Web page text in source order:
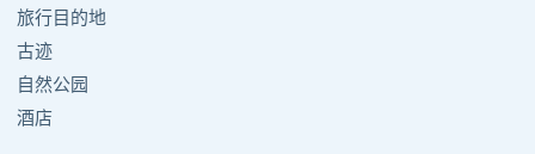
旅行目的地
古迹
自然公园
酒店